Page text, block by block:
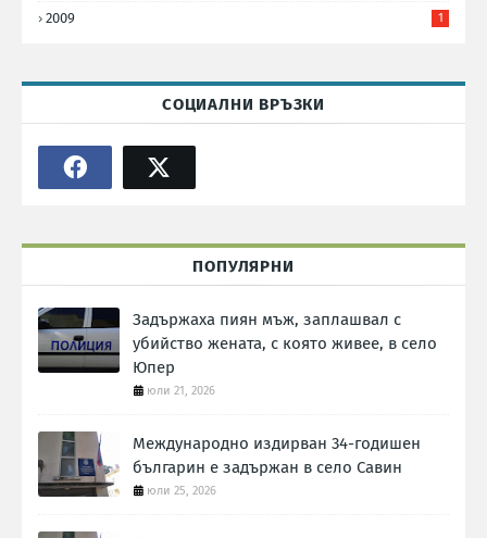
2009 1
СОЦИАЛНИ ВРЪЗКИ
ПОПУЛЯРНИ
Задържаха пиян мъж, заплашвал с
убийство жената, с която живее, в село
Юпер
юли 21, 2026
Международно издирван 34-годишен
българин е задържан в село Савин
юли 25, 2026